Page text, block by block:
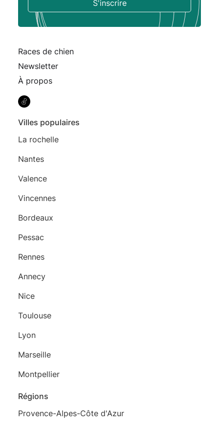
Races de chien
Newsletter
À propos
Villes populaires
La rochelle
Nantes
Valence
Vincennes
Bordeaux
Pessac
Rennes
Annecy
Nice
Toulouse
Lyon
Marseille
Montpellier
Régions
Provence-Alpes-Côte d'Azur